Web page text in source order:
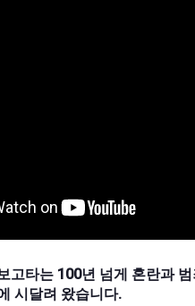
고타는 100년 넘게 혼란과
시달려 왔습니다.